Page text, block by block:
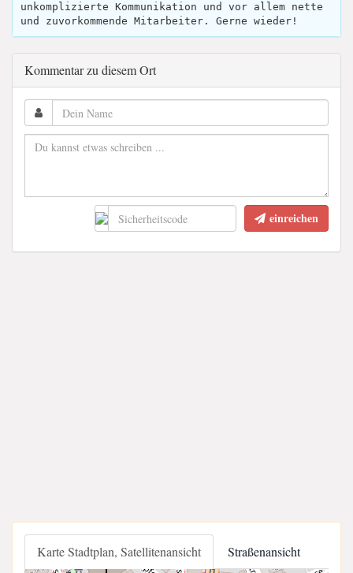
unkomplizierte Kommunikation und vor allem nette
und zuvorkommende Mitarbeiter. Gerne wieder!
Kommentar zu diesem Ort
einreichen
Karte Stadtplan, Satellitenansicht Straßenansicht